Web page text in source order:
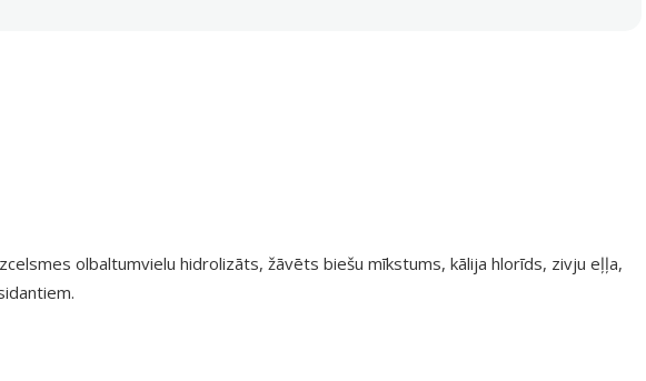
olbaltumvielu hidrolizāts, žāvēts biešu mīkstums, kālija hlorīds, zivju eļļa,